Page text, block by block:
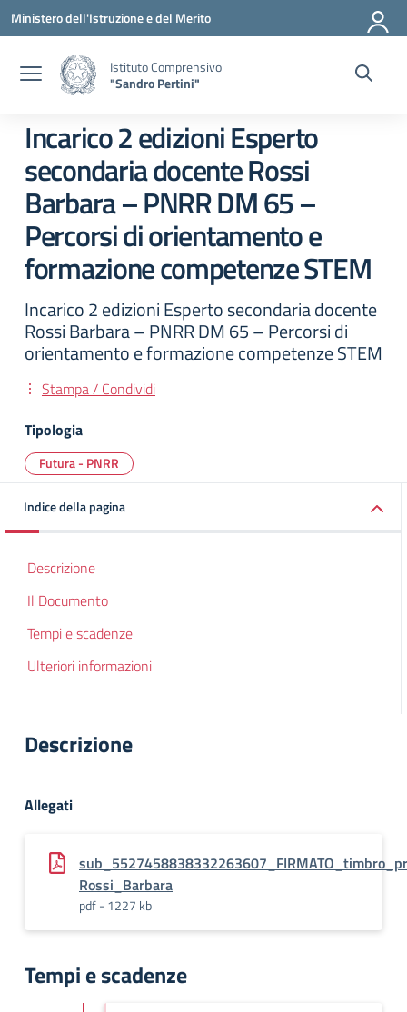
Vai ai contenuti
Vai al menu di navigazione
Vai al footer
Ministero dell'Istruzione e del Merito
Istituto Comprensivo
"Sandro Pertini"
Incarico 2 edizioni Esperto
secondaria docente Rossi
Barbara – PNRR DM 65 –
Percorsi di orientamento e
formazione competenze STEM
Incarico 2 edizioni Esperto secondaria docente
Rossi Barbara – PNRR DM 65 – Percorsi di
orientamento e formazione competenze STEM
Stampa / Condividi
Tipologia
Futura - PNRR
Indice della pagina
Descrizione
Il Documento
Tempi e scadenze
Ulteriori informazioni
Descrizione
Allegati
Rossi_Barbara
pdf - 1227 kb
Tempi e scadenze